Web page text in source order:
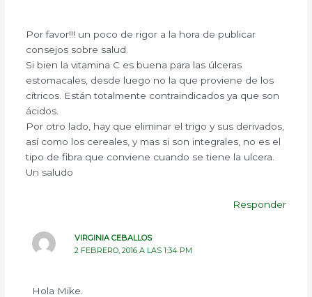
Por favor!!! un poco de rigor a la hora de publicar
consejos sobre salud.
Si bien la vitamina C es buena para las úlceras
estomacales, desde luego no la que proviene de los
cítricos. Están totalmente contraindicados ya que son
ácidos.
Por otro lado, hay que eliminar el trigo y sus derivados,
así como los cereales, y mas si son integrales, no es el
tipo de fibra que conviene cuando se tiene la ulcera.
Un saludo
Responder
VIRGINIA CEBALLOS
2 FEBRERO, 2016 A LAS 1:34 PM
Hola Mike.